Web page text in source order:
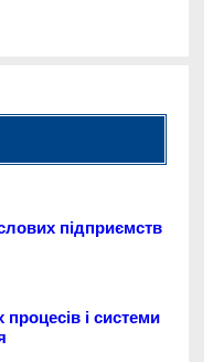
підприємств
процесів і системи